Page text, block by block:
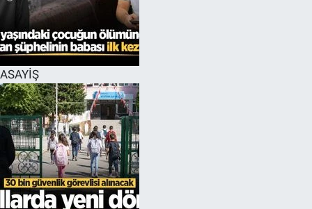
ASAYİŞ
EĞİTİM
ÖZEL HABER
HALK54 PANORAMA